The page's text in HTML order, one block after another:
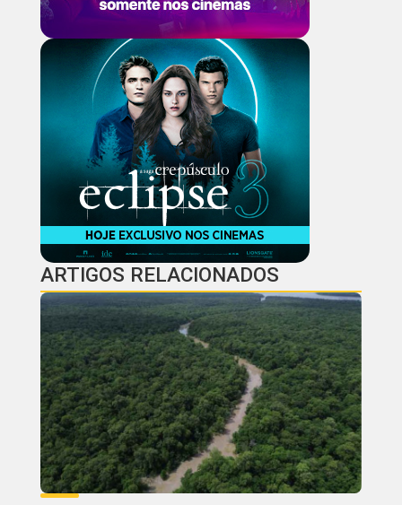
ARTIGOS RELACIONADOS